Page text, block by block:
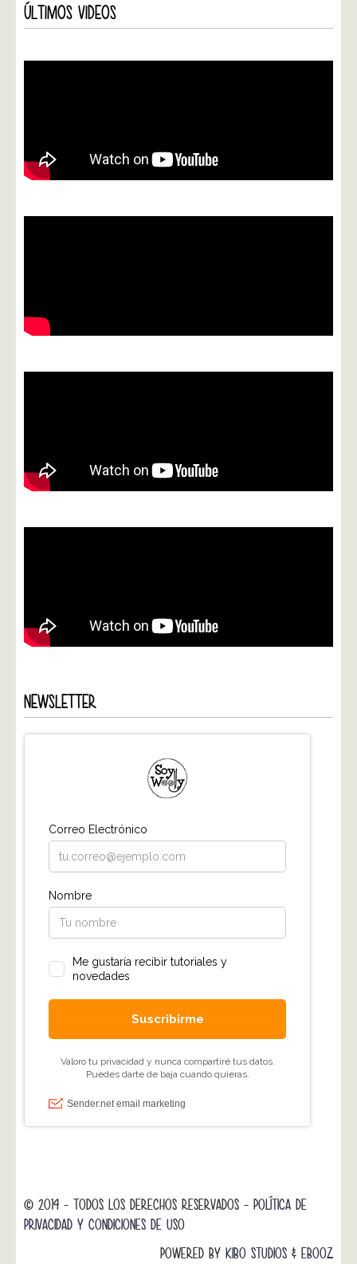
ÚLTIMOS VIDEOS
NEWSLETTER
© 2014 - TODOS LOS DERECHOS RESERVADOS - POLÍTICA DE
PRIVACIDAD Y CONDICIONES DE USO
POWERED BY KIBO STUDIOS & EBOOZ